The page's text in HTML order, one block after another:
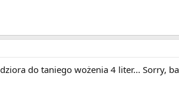
do taniego wożenia 4 liter... Sorry,